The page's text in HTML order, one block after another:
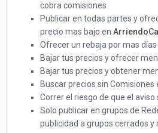
cobra comisiones
Publicar en todas partes y
precio mas bajo en
Ofrecer un rebaja por mas días
Bajar tus precios y ofrecer
Bajar tus precios y obtener
Buscar precios sin Comisiones
Correr el riesgo de que el aviso
Solo publicar en grupos de
publicidad a grupos cerrados y